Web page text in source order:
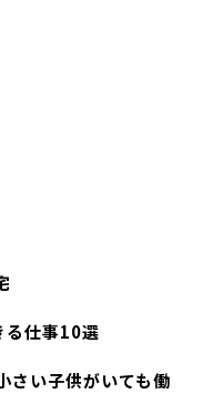
る仕事10選
さい子供がいても働